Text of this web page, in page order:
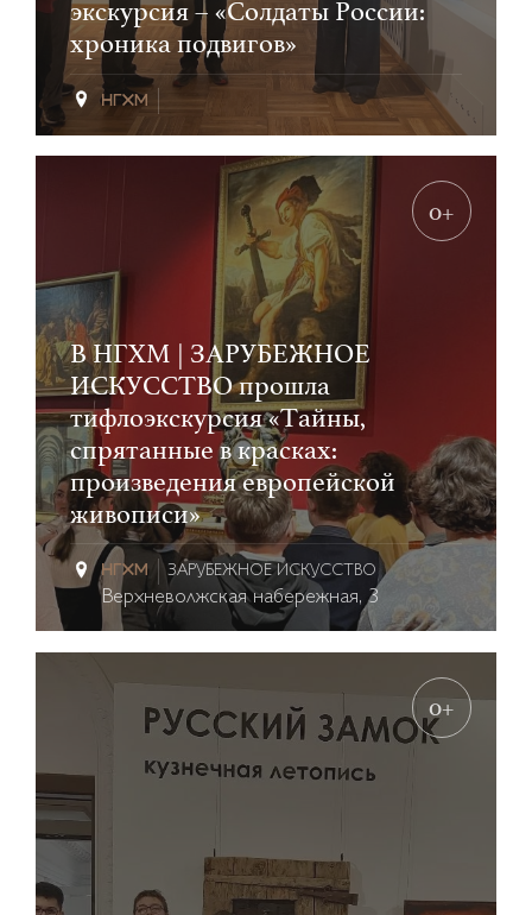
экскурсия – «Солдаты России:
хроника подвигов»
0+
В НГХМ | ЗАРУБЕЖНОЕ
ИСКУССТВО прошла
тифлоэкскурсия «Тайны,
спрятанные в красках:
произведения европейской
живописи»
ЗАРУБЕЖНОЕ ИСКУССТВО
Верхневолжская набережная, 3
0+